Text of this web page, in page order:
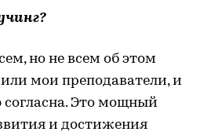
но не всем об этом
мои преподаватели, и
Это мощный
и достижения